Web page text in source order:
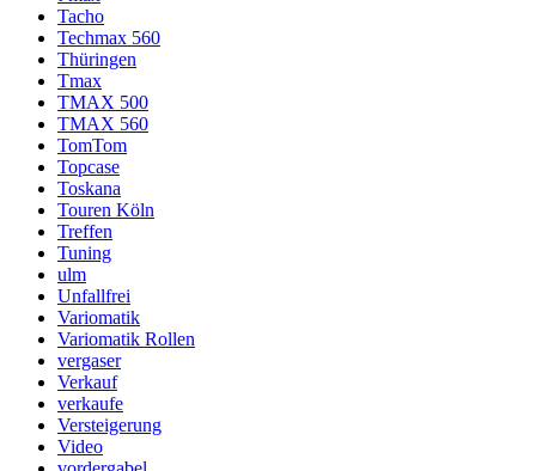
Tacho
Techmax 560
Thüringen
Tmax
TMAX 500
TMAX 560
TomTom
Topcase
Toskana
Touren Köln
Treffen
Tuning
ulm
Unfallfrei
Variomatik
Variomatik Rollen
vergaser
Verkauf
verkaufe
Versteigerung
Video